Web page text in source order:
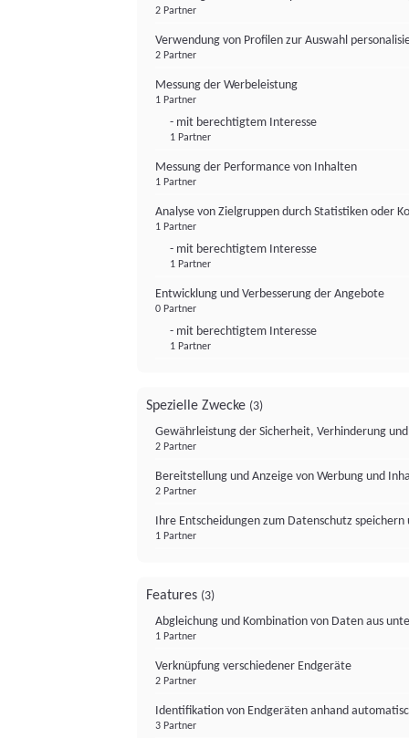
2 Partner
Verwendung von Profilen zur Auswahl
2 Partner
Messung der Werbeleistung
1 Partner
- mit berechtigtem Interesse
1 Partner
Messung der Performance von Inhalten
1 Partner
Analyse von Zielgruppen durch Statistiken oder
1 Partner
- mit berechtigtem Interesse
1 Partner
Entwicklung und Verbesserung der Angebote
0 Partner
- mit berechtigtem Interesse
1 Partner
Spezielle Zwecke (3)
Gewährleistung der Sicherheit, Verhinderung
2 Partner
Bereitstellung und Anzeige von Werbung und
2 Partner
Ihre Entscheidungen zum Datenschutz
1 Partner
Features (3)
Abgleichung und Kombination von Daten aus
1 Partner
Verknüpfung verschiedener Endgeräte
2 Partner
Identifikation von Endgeräten anhand
3 Partner